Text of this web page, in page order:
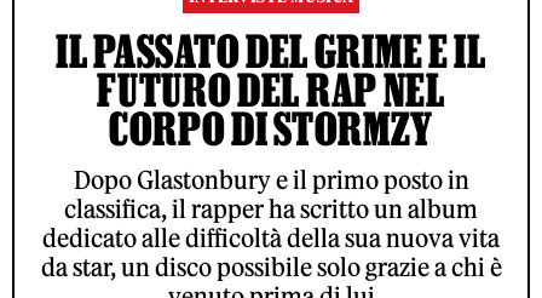
IL PASSATO DEL GRIME E IL
FUTURO DEL RAP NEL
CORPO DI STORMZY
Dopo Glastonbury e il primo posto in
classifica, il rapper ha scritto un album
dedicato alle difficoltà della sua nuova vita
da star, un disco possibile solo grazie a chi è